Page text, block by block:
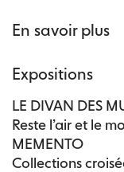
En savoir plus
Expositions
LE DIVAN DES
Reste l’air et le
MEMENTO
Collections